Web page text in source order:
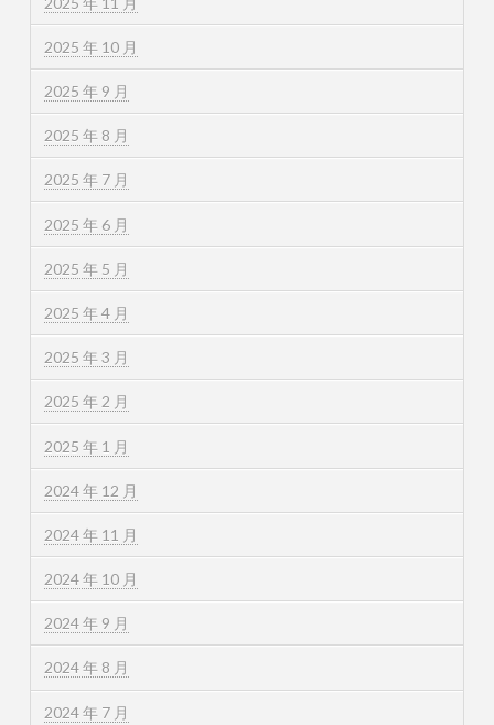
2025 年 10 月
2025 年 9 月
2025 年 8 月
2025 年 7 月
2025 年 6 月
2025 年 5 月
2025 年 4 月
2025 年 3 月
2025 年 2 月
2025 年 1 月
2024 年 12 月
2024 年 11 月
2024 年 10 月
2024 年 9 月
2024 年 8 月
2024 年 7 月